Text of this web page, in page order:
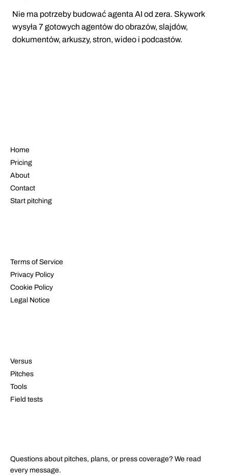
Nie ma potrzeby budować agenta AI od zera. Skywork
wysyła 7 gotowych agentów do obrazów, slajdów,
dokumentów, arkuszy, stron, wideo i podcastów.
Home
Pricing
About
Contact
Start pitching
Terms of Service
Privacy Policy
Cookie Policy
Legal Notice
Versus
Pitches
Tools
Field tests
Questions about pitches, plans, or press coverage? We read
every message.